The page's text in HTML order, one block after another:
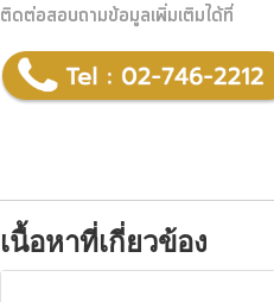
ติดต่อสอบถามข้อมูลเพิ่มเติมได้ที่
เนื้อหาที่เกี่ยวข้อง